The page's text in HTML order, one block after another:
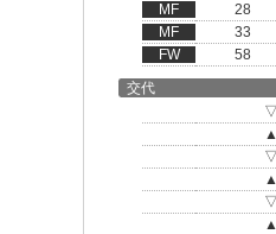
MF
28
MF
33
FW
58
交代
▽
▲
▽
▲
▽
▲